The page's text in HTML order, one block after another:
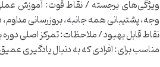
ویژگی‌های برجسته / نقاط قوت: آموزش
وجه، پشتیبانی همه جانبه، بروزرسانی مداوم،
نقاط قابل بهبود / ملاحظات: تمرکز اصلی دوره
مناسب برای: افرادی که به دنبال یادگیری